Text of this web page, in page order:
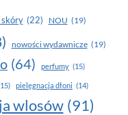
skóry (22) NOU (19)
nowości wydawnicze (19)
(64) perfumy (15)
pielęgnacja dłoni (14)
wlosów (91)